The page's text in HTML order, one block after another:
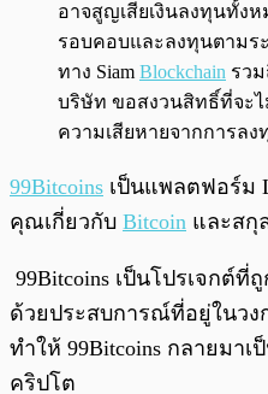
อาจสูญเสียเงินลงทุนทั้ง
รอบคอบและลงทุนตามร
ทาง Siam Blockchain รว
บริษัท ขอสงวนสิทธิ์ที่จะ
ความเสียหายจากการล
99Bitcoins เป็นแพลตฟอร์ม
คุณเกี่ยวกับ Bitcoin และสกุ
99Bitcoins เป็นโปรเจกต์ที่
ด้วยประสบการณ์ที่อยู่ในวง
ทำให้ 99Bitcoins กลายมา
คริปโต